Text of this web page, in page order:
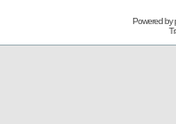
Powered by